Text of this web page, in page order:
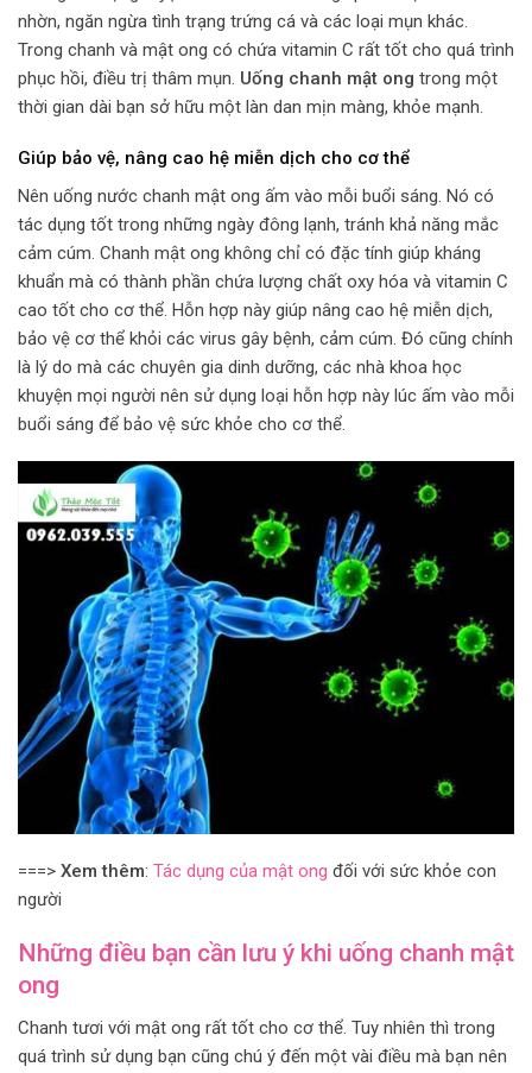
nhờn, ngăn ngừa tình trạng trứng cá và các loại mụn khác.
Trong chanh và mật ong có chứa vitamin C rất tốt cho quá trình
phục hồi, điều trị thâm mụn. Uống chanh mật ong trong một
thời gian dài bạn sở hữu một làn dan mịn màng, khỏe mạnh.
Giúp bảo vệ, nâng cao hệ miễn dịch cho cơ thể
Nên uống nước chanh mật ong ấm vào mỗi buổi sáng. Nó có
tác dụng tốt trong những ngày đông lạnh, tránh khả năng mắc
cảm cúm. Chanh mật ong không chỉ có đặc tính giúp kháng
khuẩn mà có thành phần chứa lượng chất oxy hóa và vitamin C
cao tốt cho cơ thể. Hỗn hợp này giúp nâng cao hệ miễn dịch,
bảo vệ cơ thể khỏi các virus gây bệnh, cảm cúm. Đó cũng chính
là lý do mà các chuyên gia dinh dưỡng, các nhà khoa học
khuyện mọi người nên sử dụng loại hỗn hợp này lúc ấm vào mỗi
buổi sáng để bảo vệ sức khỏe cho cơ thể.
===> Xem thêm: Tác dụng của mật ong đối với sức khỏe con
người
Những điều bạn cần lưu ý khi uống chanh mật
ong
Chanh tươi với mật ong rất tốt cho cơ thể. Tuy nhiên thì trong
quá trình sử dụng bạn cũng chú ý đến một vài điều mà bạn nên